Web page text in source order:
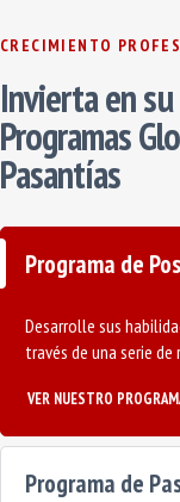
CRECIMIENTO
Invierta en
Programas
Pasantías
Programa de
Desarrolle sus
través de una serie
VER NUESTRO
Programa de